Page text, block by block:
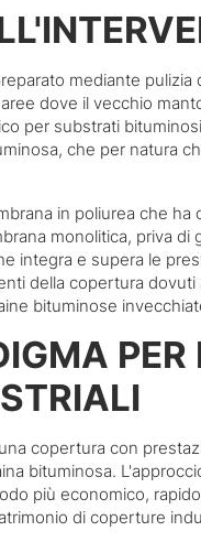
mediante
dove il vecchio
per substrati
che per natura
in poliurea che
monolitica, priva
integra e supera le
della copertura
bituminose
copertura con
bituminosa.
più economico,
di coperture